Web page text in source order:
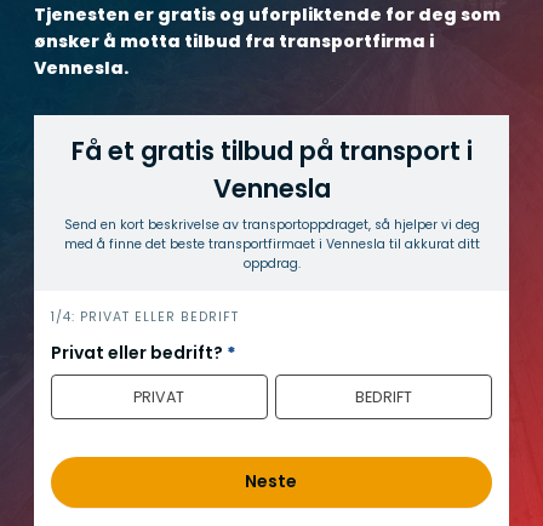
Tjenesten er gratis og uforpliktende for deg som
ønsker å motta tilbud fra transportfirma i
Vennesla.
Få et gratis tilbud på transport i
Vennesla
Send en kort beskrivelse av transport­oppdraget, så hjelper vi deg
med å finne det beste transport­firmaet i Vennesla til akkurat ditt
oppdrag.
h
e
r
1/4: PRIVAT ELLER BEDRIFT
Privat eller bedrift? *
PRIVAT BEDRIFT
Neste